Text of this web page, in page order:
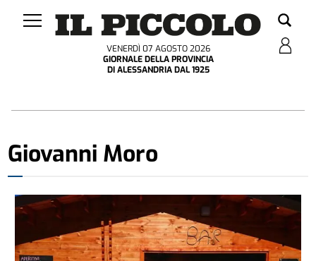
VENERDÌ 07 AGOSTO 2026
GIORNALE DELLA PROVINCIA
DI ALESSANDRIA DAL 1925
Giovanni Moro